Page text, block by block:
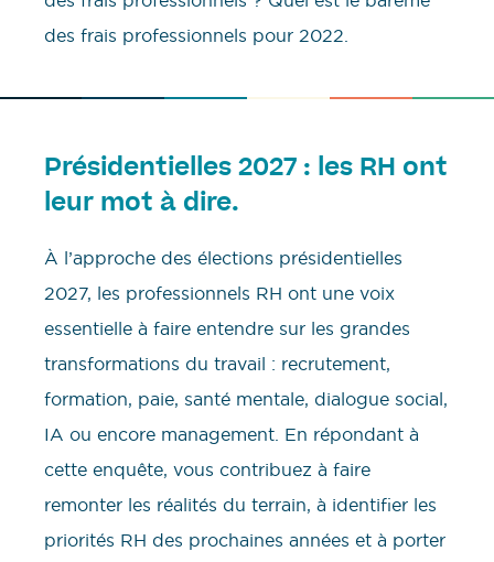
des frais professionnels pour 2022.
Présidentielles 2027 : les RH ont
leur mot à dire.
À l’approche des élections présidentielles
2027, les professionnels RH ont une voix
essentielle à faire entendre sur les grandes
transformations du travail : recrutement,
formation, paie, santé mentale, dialogue social,
IA ou encore management. En répondant à
cette enquête, vous contribuez à faire
remonter les réalités du terrain, à identifier les
priorités RH des prochaines années et à porter